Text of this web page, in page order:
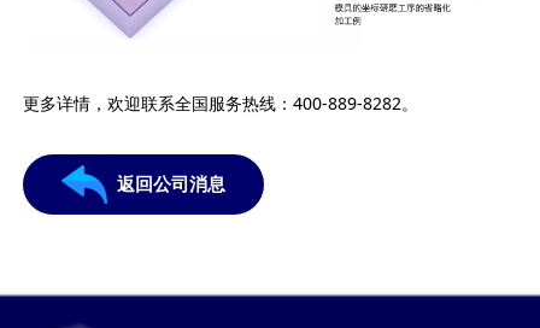
更多详情，欢迎联系全国服务热线：400-889-8282。
返回公司消息